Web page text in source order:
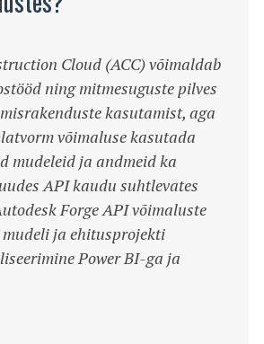
Cloud (ACC) võimaldab
ning mitmesuguste pilves
kasutamist, aga
võimaluse kasutada
mudeleid ja andmeid ka
API kaudu suhtlevates
Forge API võimaluste
mudeli ja ehitusprojekti
Power BI-ga ja